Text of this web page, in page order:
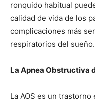
ronquido habitual
calidad de vida de los
complicaciones más
respiratorios del sueño.
La Apnea Obstructiva
La AOS es un